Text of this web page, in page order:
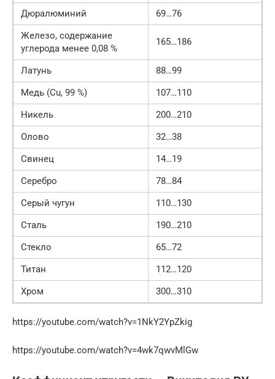
Дюралюминий
69…76
Железо, содержание
углерода менее 0,08 %
165…186
Латунь
88…99
Медь (Cu, 99 %)
107…110
Никель
200…210
Олово
32…38
Свинец
14…19
Серебро
78…84
Серый чугун
110…130
Сталь
190…210
Стекло
65…72
Титан
112…120
Хром
300…310
https://youtube.com/watch?v=1NkY2YpZkig
https://youtube.com/watch?v=4wk7qwvMlGw